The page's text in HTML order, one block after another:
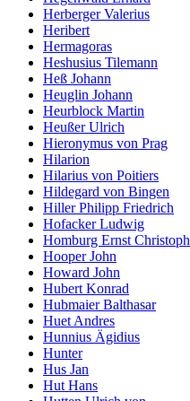
Herberger Valerius
Heribert
Hermagoras
Heshusius Tilemann
Heß Johann
Heuglin Johann
Heurblock Martin
Heußer Ulrich
Hieronymus von Prag
Hilarion
Hilarius von Poitiers
Hildegard von Bingen
Hiller Philipp Friedrich
Hofacker Ludwig
Homburg Ernst Christoph
Hooper John
Howard John
Hubert Konrad
Hubmaier Balthasar
Huet Andres
Hunnius Ägidius
Hunter
Hus Jan
Hut Hans